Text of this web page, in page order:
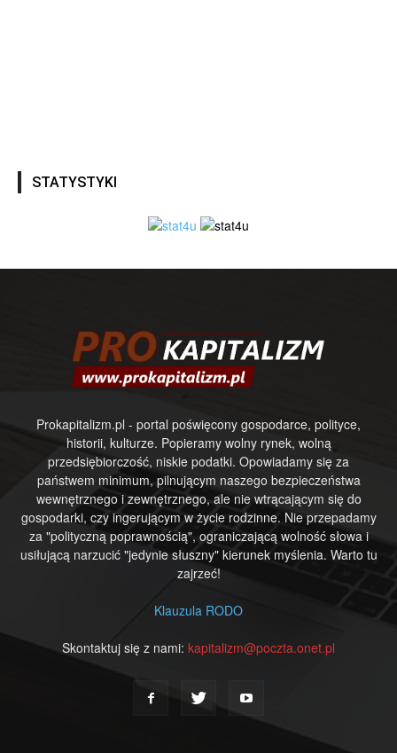
STATYSTYKI
Prokapitalizm.pl - portal poświęcony gospodarce, polityce,
historii, kulturze. Popieramy wolny rynek, wolną
przedsiębiorczość, niskie podatki. Opowiadamy się za
państwem minimum, pilnującym naszego bezpieczeństwa
wewnętrznego i zewnętrznego, ale nie wtrącającym się do
gospodarki, czy ingerującym w życie rodzinne. Nie przepadamy
za "polityczną poprawnością", ograniczającą wolność słowa i
usiłującą narzucić "jedynie słuszny" kierunek myślenia. Warto tu
zajrzeć!
Klauzula RODO
Skontaktuj się z nami: kapitalizm@poczta.onet.pl